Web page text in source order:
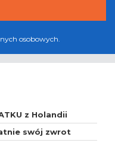
osobowych.
z Holandii
swój zwrot